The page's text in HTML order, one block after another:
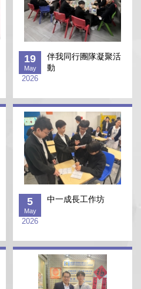
19
May
2026
伴我同行團隊凝聚活
動
5
May
2026
中一成長工作坊